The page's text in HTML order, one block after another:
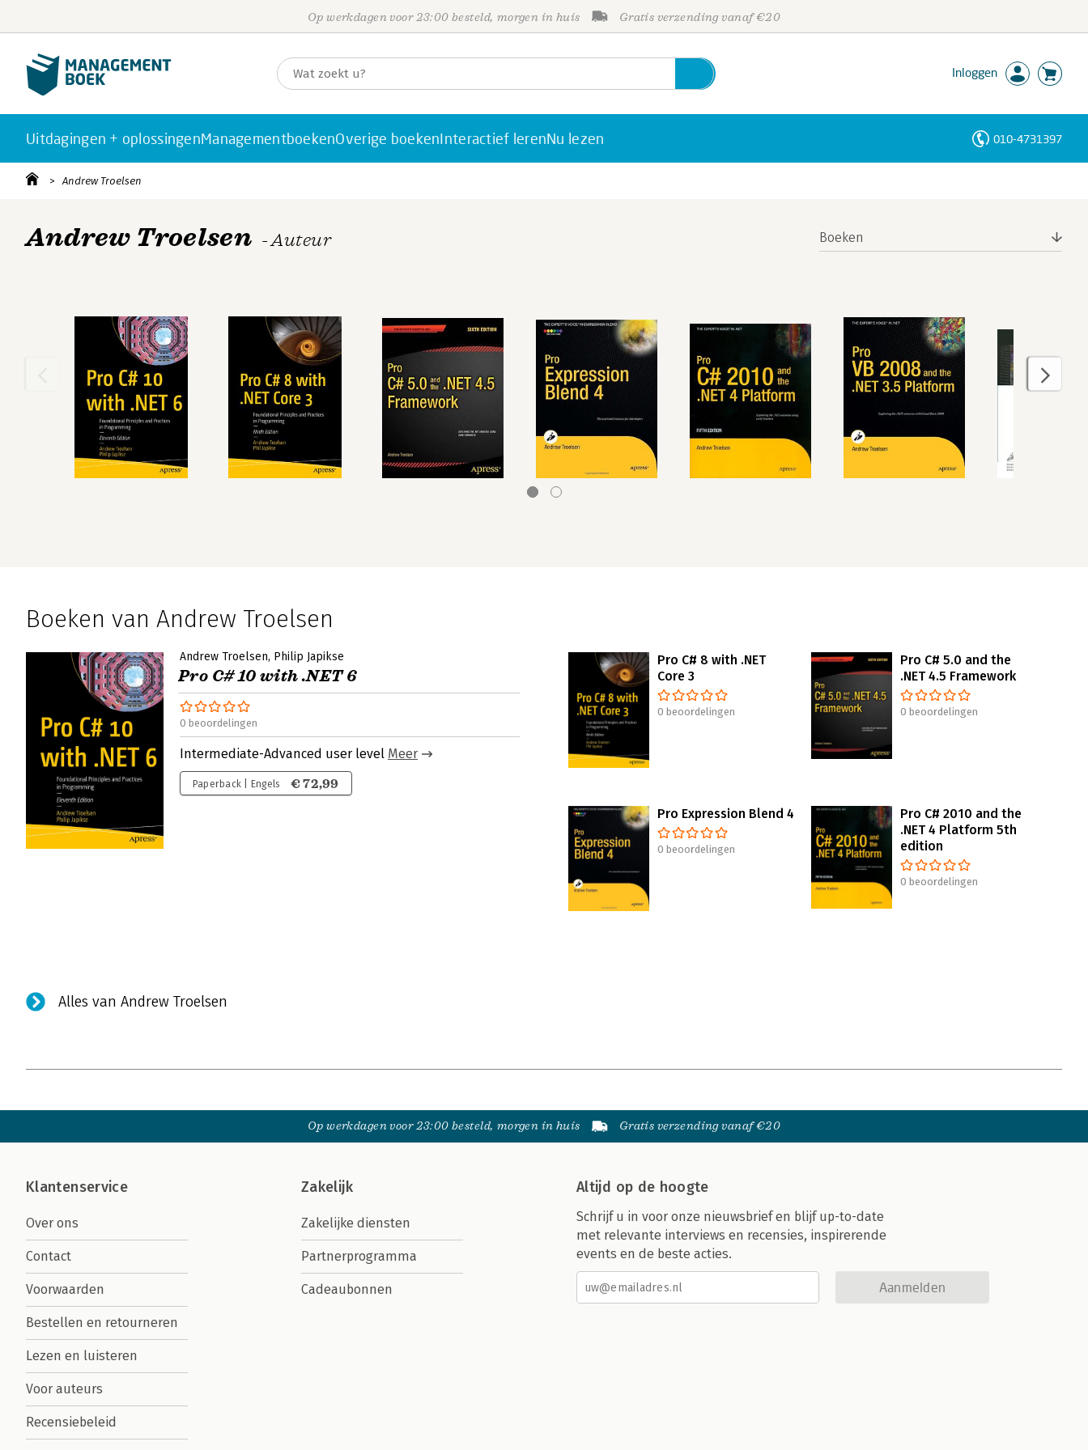
Op werkdagen voor 23:00 besteld, morgen in huis Gratis verzending vanaf €20
Inloggen
Uitdagingen + oplossingenManagementboekenOverige boekenInteractief lerenNu lezen 010-4731397
Andrew Troelsen
Andrew Troelsen - Auteur Boeken
Boeken van Andrew Troelsen
Andrew Troelsen Philip Japikse
Pro C# 10 with .NET 6
0 beoordelingen
Intermediate-Advanced user level Meer
Paperback | Engels € 72,99
Pro C# 8 with .NET
Core 3
0 beoordelingen
Pro C# 5.0 and the
.NET 4.5 Framework
0 beoordelingen
Pro Expression Blend 4
0 beoordelingen
Pro C# 2010 and the
.NET 4 Platform 5th
edition
0 beoordelingen
Alles van Andrew Troelsen
Op werkdagen voor 23:00 besteld, morgen in huis Gratis verzending vanaf €20
Klantenservice
Over ons
Contact
Voorwaarden
Bestellen en retourneren
Lezen en luisteren
Voor auteurs
Recensiebeleid
Zakelijk
Zakelijke diensten
Partnerprogramma
Cadeaubonnen
Altijd op de hoogte
Schrijf u in voor onze nieuwsbrief en blijf up-to-date
met relevante interviews en recensies, inspirerende
events en de beste acties.
Aanmelden
Personen